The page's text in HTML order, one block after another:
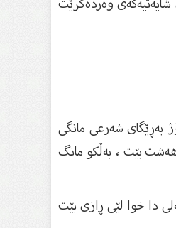
شەرعی مانگی
هەشت بێت ، بەڵکو مانگ
دا خوا لێی ڕازی بێت